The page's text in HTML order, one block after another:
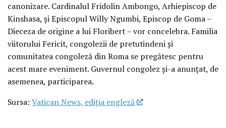
canonizare. Cardinalul Fridolin Ambongo, Arhiepiscop de
Kinshasa, și Episcopul Willy Ngumbi, Episcop de Goma –
Dieceza de origine a lui Floribert – vor concelebra. Familia
viitorului Fericit, congolezii de pretutindeni și
comunitatea congoleză din Roma se pregătesc pentru
acest mare eveniment. Guvernul congolez și-a anunțat, de
asemenea, participarea.
Sursa: Vatican News, ediția engleză